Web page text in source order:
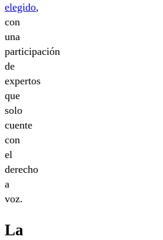
elegido,
con
una
participación
de
expertos
que
solo
cuente
con
el
derecho
a
voz.
La